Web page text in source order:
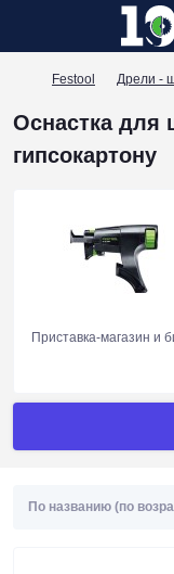
Festool Дрели -
Оснастка для
гипсокартону
Приставка-магазин и